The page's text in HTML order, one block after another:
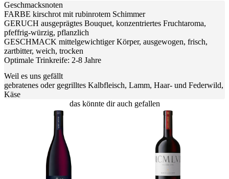
Geschmacksnoten
FARBE kirschrot mit rubinrotem Schimmer
GERUCH ausgeprägtes Bouquet, konzentriertes Fruchtaroma,
pfeffrig-würzig, pflanzlich
GESCHMACK mittelgewichtiger Körper, ausgewogen, frisch,
zartbitter, weich, trocken
Optimale Trinkreife: 2-8 Jahre
Weil es uns gefällt
gebratenes oder gegrilltes Kalbfleisch, Lamm, Haar- und Federwild,
Käse
das könnte dir auch gefallen